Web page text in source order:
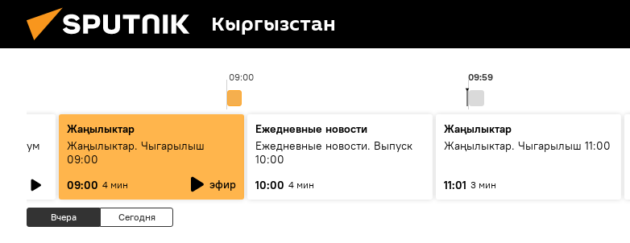
Кыргызстан
09:00 09:59
бум
Жаңылыктар
Жаңылыктар. Чыгарылыш
09:00
09:00 4 мин эфир
Ежедневные новости
Ежедневные новости. Выпуск
10:00
10:00 4 мин
Жаңылыктар
Жаңылыктар. Чыгарылыш 11:00
11:01 3 мин
Вчера Сегодня